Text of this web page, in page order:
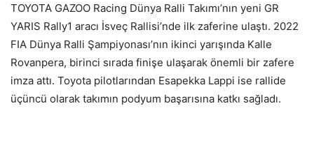
TOYOTA GAZOO Racing Dünya Ralli Takımı’nın yeni GR
YARIS Rally1 aracı İsveç Rallisi’nde ilk zaferine ulaştı. 2022
FIA Dünya Ralli Şampiyonası’nın ikinci yarışında Kalle
Rovanpera, birinci sırada finişe ulaşarak önemli bir zafere
imza attı. Toyota pilotlarından Esapekka Lappi ise rallide
üçüncü olarak takımın podyum başarısına katkı sağladı.